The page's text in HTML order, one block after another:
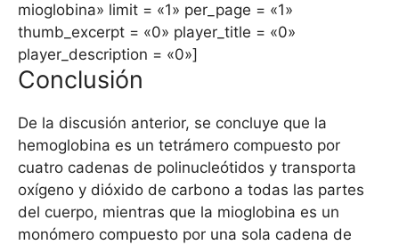
mioglobina» limit = «1» per_page = «1»
thumb_excerpt = «0» player_title = «0»
player_description = «0»]
Conclusión
De la discusión anterior, se concluye que la
hemoglobina es un tetrámero compuesto por
cuatro cadenas de polinucleótidos y transporta
oxígeno y dióxido de carbono a todas las partes
del cuerpo, mientras que la mioglobina es un
monómero compuesto por una sola cadena de